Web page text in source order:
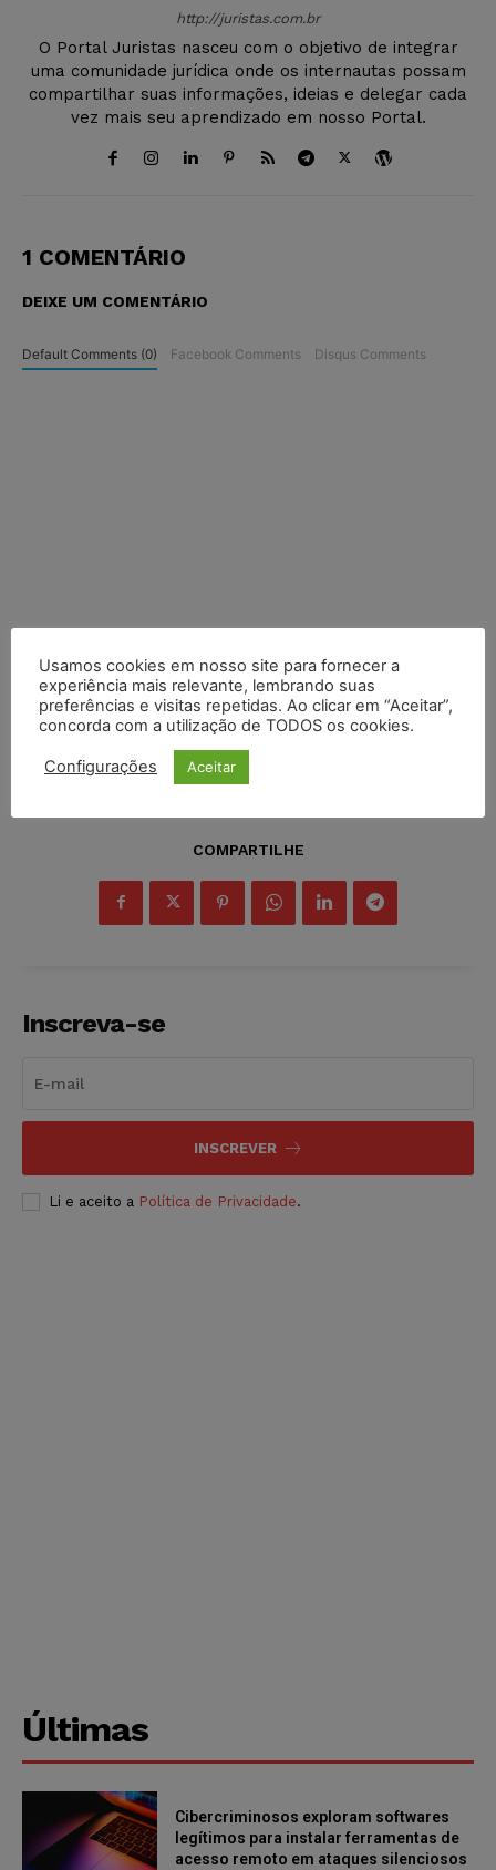
http://juristas.com.br
O Portal Juristas nasceu com o objetivo de integrar
uma comunidade jurídica onde os internautas possam
compartilhar suas informações, ideias e delegar cada
vez mais seu aprendizado em nosso Portal.
1 COMENTÁRIO
DEIXE UM COMENTÁRIO
Default Comments (0) Facebook Comments Disqus Comments
COMPARTILHE
Inscreva-se
INSCREVER
Li e aceito a Política de Privacidade.
Últimas
Cibercriminosos exploram softwares
legítimos para instalar ferramentas de
acesso remoto em ataques silenciosos
Usamos cookies em nosso site para fornecer a
experiência mais relevante, lembrando suas
preferências e visitas repetidas. Ao clicar em “Aceitar”,
concorda com a utilização de TODOS os cookies.
Configurações Aceitar